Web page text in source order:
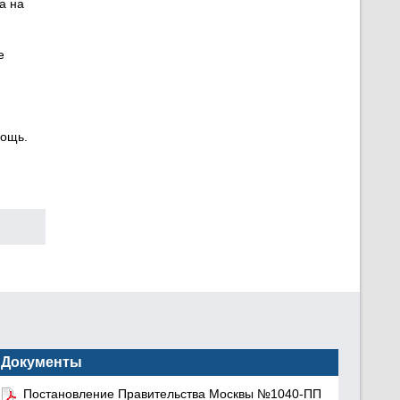
на
Документы
Постановление Правительства Москвы №1040-ПП